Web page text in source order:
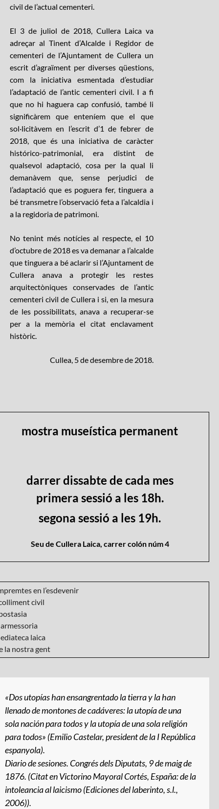
civil de l’actual cementeri.
El 3 de juliol de 2018, Cullera Laica va
adreçar al Tinent d’Alcalde i Regidor de
cementeri de l’Ajuntament de Cullera un
escrit d’agraïment per diverses qüestions,
com la iniciativa esmentada d’estudiar
l’adaptació de l’antic cementeri civil. I a fi
que no hi haguera cap confusió, també li
significàrem que enteníem que el que
sol·licitàvem en l’escrit d’1 de febrer de
2018, que és una iniciativa de caràcter
histórico-patrimonial, era distint de
qualsevol adaptació, cosa per la qual li
demanàvem que, sense perjudici de
l’adaptació que es poguera fer, tinguera a
bé transmetre l’observació feta a l’alcaldia i
a la regidoria de patrimoni.
No tenint més notícies al respecte, el 10
d’octubre de 2018 es va demanar a l’alcalde
que tinguera a bé aclarir si l’Ajuntament de
Cullera anava a protegir les restes
arquitectòniques conservades de l’antic
cementeri civil de Cullera i si, en la mesura
de les possibilitats, anava a recuperar-se
per a la memòria el citat enclavament
històric.
Cullea, 5 de desembre de 2018.
mostra museística permanent
darrer dissabte de cada mes
primera sessió a les 18h.
segona sessió a les 19h.
Seu de Cullera Laica, carrer colón núm 4
en l’esdevenir
civil
laica
la nostra gent
«Dos utopías han ensangrentado la tierra y la han
llenado de montones de cadáveres: la utopía de una
sola nación para todos y la utopía de una sola religión
para todos» (Emilio Castelar, president de la I República
espanyola).
Diario de sesiones. Congrés dels Diputats, 9 de maig de
1876. (Citat en Victorino Mayoral Cortés, España: de la
intoleancia al laicismo(Ediciones del laberinto, s.l.,
2006)).